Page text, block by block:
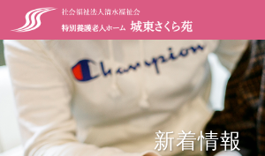
新着情報